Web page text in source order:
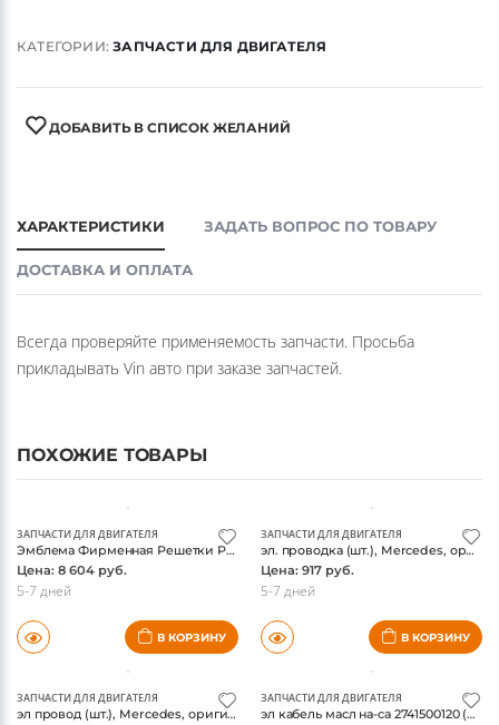
КАТЕГОРИИ:ЗАПЧАСТИ ДЛЯ ДВИГАТЕЛЯ
ДОБАВИТЬ В СПИСОК ЖЕЛАНИЙ
ХАРАКТЕРИСТИКИ ЗАДАТЬ ВОПРОС ПО ТОВАРУ
ДОСТАВКА И ОПЛАТА
Всегда проверяйте применяемость запчасти. Просьба
прикладывать Vin авто при заказе запчастей.
ПОХОЖИЕ ТОВАРЫ
ЗАПЧАСТИ ДЛЯ ДВИГАТЕЛЯ
Эмблема Фирменная Решетки Радиатора(1778884200) (шт.), Mercedes, оригинал
Цена: 8 604 руб.
5-7 дней
В КОРЗИНУ
ЗАПЧАСТИ ДЛЯ ДВИГАТЕЛЯ
эл. проводка (шт.), Mercedes, оригинал
Цена: 917 руб.
5-7 дней
В КОРЗИНУ
ЗАПЧАСТИ ДЛЯ ДВИГАТЕЛЯ
эл провод (шт.), Mercedes, оригинал
ЗАПЧАСТИ ДЛЯ ДВИГАТЕЛЯ
эл кабель масл на-са 2741500120 (шт.), Mercedes, оригинал